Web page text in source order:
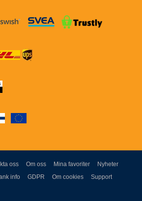
oss Om oss Mina favoriter Nyheter
info GDPR Om cookies Support